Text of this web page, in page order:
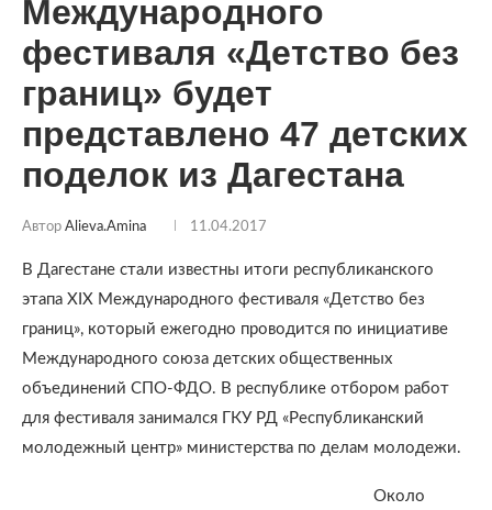
Международного
фестиваля «Детство без
границ» будет
представлено 47 детских
поделок из Дагестана
Автор Alieva.amina 11.04.2017
В Дагестане стали известны итоги республиканского
этапа XIX Международного фестиваля «Детство без
границ», который ежегодно проводится по инициативе
Международного союза детских общественных
объединений СПО-ФДО. В республике отбором работ
для фестиваля занимался ГКУ РД «Республиканский
молодежный центр» министерства по делам молодежи.
Около